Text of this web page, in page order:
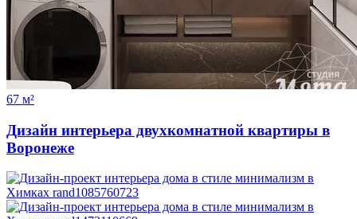
67 м²
Дизайн интерьера двухкомнатной квартиры в
Воронеже